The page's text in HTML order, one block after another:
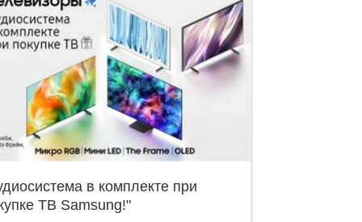
в комплекте при
ТВ Samsung!"